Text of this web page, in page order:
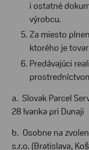
i ostatné
výrobcu.
Za miesto
ktorého je
Predávajúci
a. Slovak Parcel
28 Ivanka pri Dunaji
b. Osobne na
s.r.o. (Bratislava,